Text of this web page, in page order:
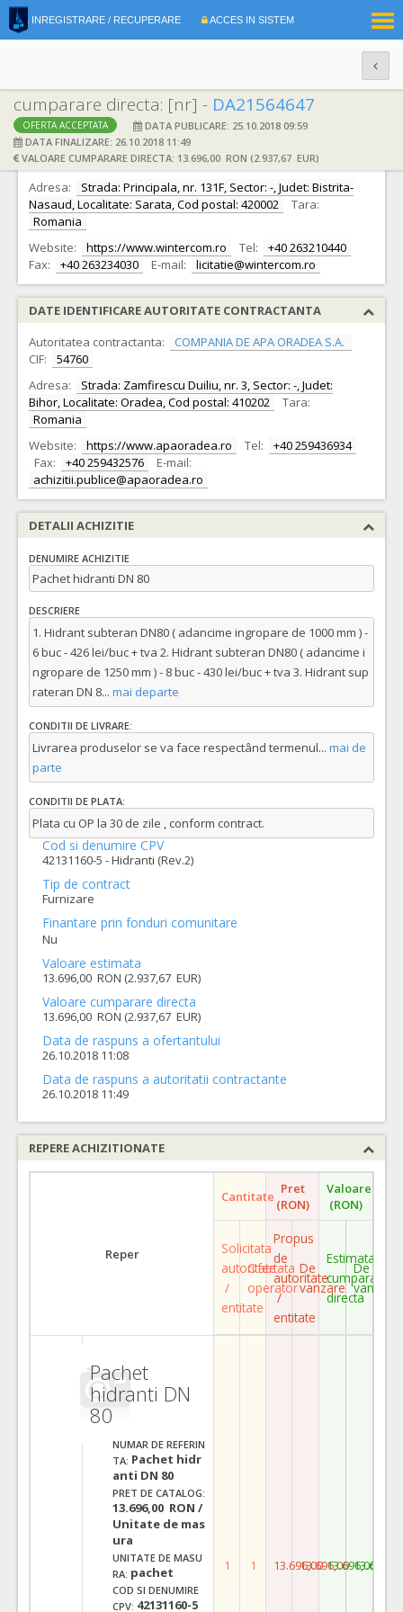
INREGISTRARE / RECUPERARE ACCES IN SISTEM
cumparare directa: [nr] - DA21564647
OFERTA ACCEPTATA
DATA PUBLICARE: 25.10.2018 09:59
DATA FINALIZARE: 26.10.2018 11:49
VALOARE CUMPARARE DIRECTA: 13.696,00 RON (2.937,67 EUR)
DATE IDENTIFICARE OFERTANT
Ofertant: S.C. WINTER COM S.R.L. S.R.L. CIF: 7702347
Adresa:
Strada: Principala, nr. 131F, Sector: -, Judet: Bistrita-
Nasaud, Localitate: Sarata, Cod postal: 420002
Tara:
Romania
Website:
https://www.wintercom.ro Tel:
+40 263210440
Fax:
+40 263234030 E-mail: licitatie@wintercom.ro
DATE IDENTIFICARE AUTORITATE CONTRACTANTA
Autoritatea contractanta:
COMPANIA DE APA ORADEA S.A.
CIF:
54760
Adresa:
Strada: Zamfirescu Duiliu, nr. 3, Sector: -, Judet:
Bihor, Localitate: Oradea, Cod postal: 410202
Tara:
Romania
Website:
https://www.apaoradea.ro Tel:
+40 259436934
Fax:
+40 259432576
E-mail:
achizitii.publice@apaoradea.ro
DETALII ACHIZITIE
DENUMIRE ACHIZITIE
Pachet hidranti DN 80
DESCRIERE
1. Hidrant subteran DN80 ( adancime ingropare de 1000 mm ) -
6 buc - 426 lei/buc + tva 2. Hidrant subteran DN80 ( adancime i
ngropare de 1250 mm ) - 8 buc - 430 lei/buc + tva 3. Hidrant sup
rateran DN 8... mai departe
CONDITII DE LIVRARE:
Livrarea produselor se va face respectând termenul... mai de
parte
CONDITII DE PLATA:
Plata cu OP la 30 de zile , conform contract.
Cod si denumire CPV
42131160-5 - Hidranti (Rev.2)
Tip de contract
Furnizare
Finantare prin fonduri comunitare
Nu
Valoare estimata
13.696,00 RON (2.937,67 EUR)
Valoare cumparare directa
13.696,00 RON (2.937,67 EUR)
Data de raspuns a ofertantului
26.10.2018 11:08
Data de raspuns a autoritatii contractante
26.10.2018 11:49
REPERE ACHIZITIONATE
Reper
Cantitate Pret
(RON)
Valoare
(RON)
Solicitata
autoritate
/
entitate
Ofertata
operator
Propus
de
autoritate
/
entitate
De
vanzare
Estimata
cumparare
directa
De
vanzare
Pachet
hidranti DN
80
NUMAR DE REFERIN
TA: Pachet hidr
anti DN 80
PRET DE CATALOG:
13.696,00 RON /
Unitate de mas
ura
UNITATE DE MASU
RA: pachet
COD SI DENUMIRE
CPV: 42131160-5
1 1 13.696,0013.696,0013.696,00